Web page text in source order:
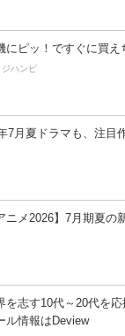
にピッ！ですぐに買え
ジハンピ
7月夏ドラマも、注目
ニメ2026】7月期夏の
を志す10代～20代を応
ル情報はDeview